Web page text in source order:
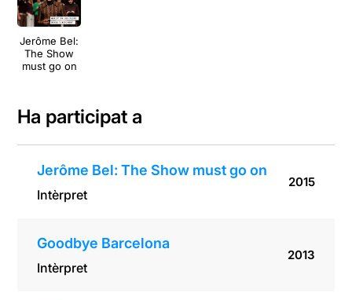
Jerôme Bel:
The Show
must go on
Ha participat a
Jerôme Bel: The Show must go on
Intèrpret
2015
Goodbye Barcelona
Intèrpret
2013